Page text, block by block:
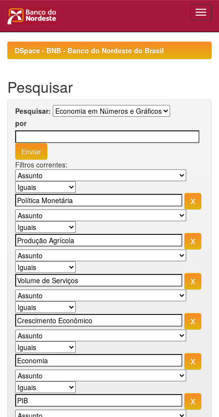
navigationDSpace - BNB - Banco do Nordeste do Brasil
Pesquisar
Pesquisar:
por
Filtros correntes: